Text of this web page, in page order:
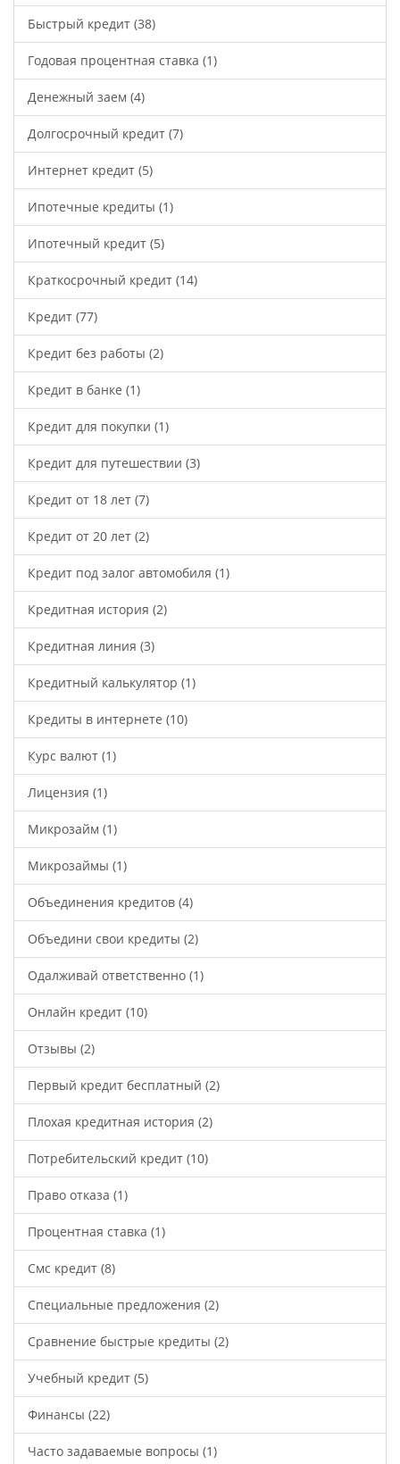
Быстрый кредит (38)
Годовая процентная ставка (1)
Денежный заем (4)
Долгосрочный кредит (7)
Интернет кредит (5)
Ипотечные кредиты (1)
Ипотечный кредит (5)
Краткосрочный кредит (14)
Кредит (77)
Кредит без работы (2)
Кредит в банке (1)
Кредит для покупки (1)
Кредит для путешествии (3)
Кредит от 18 лет (7)
Кредит от 20 лет (2)
Кредит под залог автомобиля (1)
Кредитная история (2)
Кредитная линия (3)
Кредитный калькулятор (1)
Кредиты в интернете (10)
Курс валют (1)
Лицензия (1)
Микрозайм (1)
Микрозаймы (1)
Объединения кредитов (4)
Объедини свои кредиты (2)
Одалживай ответственно (1)
Онлайн кредит (10)
Отзывы (2)
Первый кредит бесплатный (2)
Плохая кредитная история (2)
Потребительский кредит (10)
Право отказа (1)
Процентная ставка (1)
Смс кредит (8)
Специальные предложения (2)
Сравнение быстрые кредиты (2)
Учебный кредит (5)
Финансы (22)
Часто задаваемые вопросы (1)